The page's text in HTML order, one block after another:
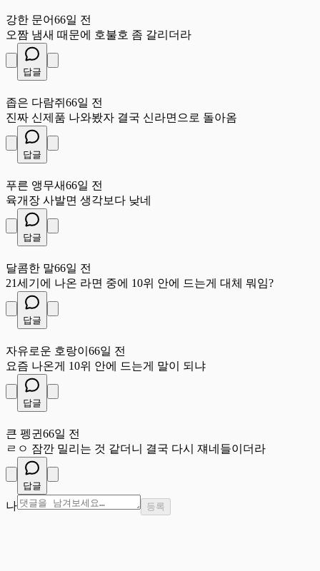
강한 문어66일 전
오짬 냄새 때문에 호불호 좀 갈리더라
답글
좁은 다람쥐 66일 전
진짜 신제품 나와봤자 결국 신라면으로 돌아옴
답글
푸른 앵무새66일 전
육개장 사발면 생각보다 낮네
답글
달콤한 말66일 전
21세기에 나온 라면 중에 10위 안에 드는게 대체 뭐임?
답글
자유로운 호랑이 66일 전
요즘 나온게 10위 안에 드는게 말이 되냐
답글
큰 펭귄 66일 전
ㄹㅇ 잠깐 밀리는 것 같더니 결국 다시 쟤네들이더라
답글
나 등록